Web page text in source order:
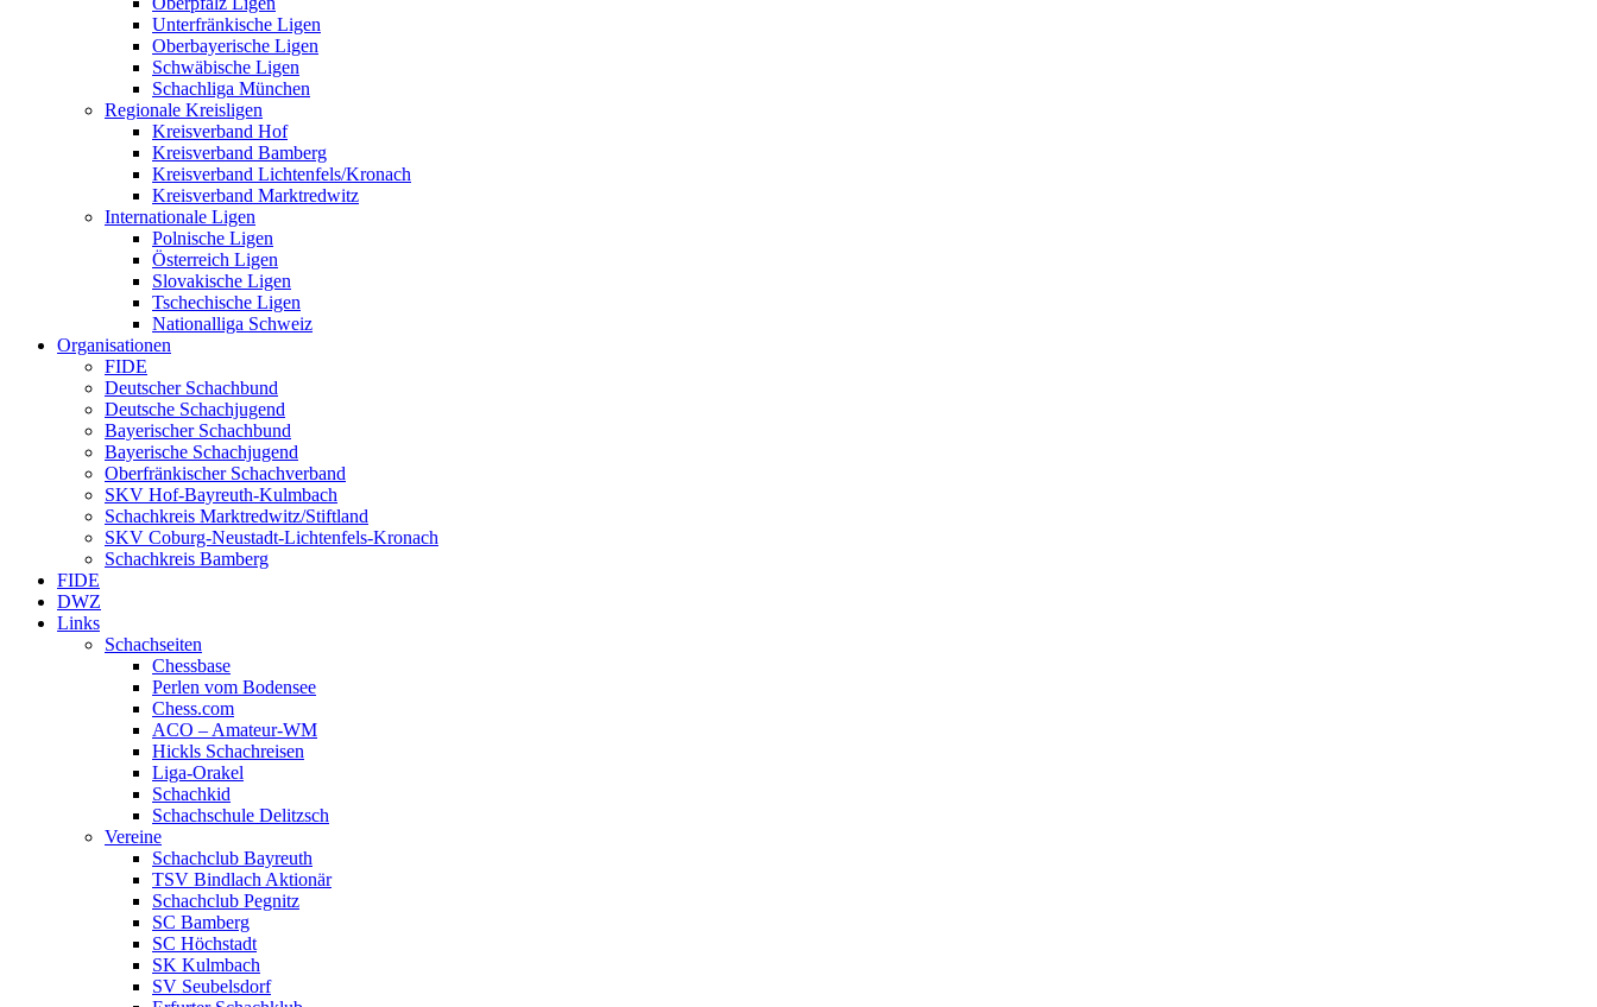
Unterfränkische Ligen
Oberbayerische Ligen
Schwäbische Ligen
Schachliga München
Regionale Kreisligen
Kreisverband Hof
Kreisverband Bamberg
Kreisverband Lichtenfels/Kronach
Kreisverband Marktredwitz
Internationale Ligen
Polnische Ligen
Österreich Ligen
Slovakische Ligen
Tschechische Ligen
Nationalliga Schweiz
Organisationen
FIDE
Deutscher Schachbund
Deutsche Schachjugend
Bayerischer Schachbund
Bayerische Schachjugend
Oberfränkischer Schachverband
SKV Hof-Bayreuth-Kulmbach
Schachkreis Marktredwitz/Stiftland
SKV Coburg-Neustadt-Lichtenfels-Kronach
Schachkreis Bamberg
FIDE
DWZ
Links
Schachseiten
Chessbase
Perlen vom Bodensee
Chess.com
ACO – Amateur-WM
Hickls Schachreisen
Liga-Orakel
Schachkid
Schachschule Delitzsch
Vereine
Schachclub Bayreuth
TSV Bindlach Aktionär
Schachclub Pegnitz
SC Bamberg
SC Höchstadt
SK Kulmbach
SV Seubelsdorf